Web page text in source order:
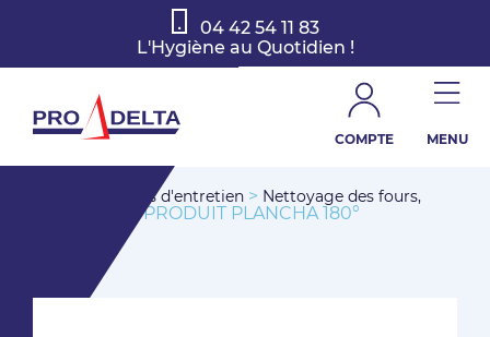
04 42 54 11 83
L'Hygiène au Quotidien !
COMPTE MENU
Produits d'entretien > Nettoyage des fours,
> PRODUIT PLANCHA 180°